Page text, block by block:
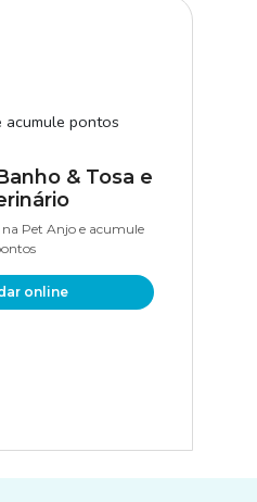
& Tosa e
na Pet Anjo e acumule
online